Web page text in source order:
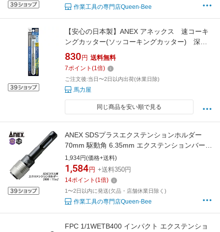
作業工具の専門店Queen-Bee
【安心の日本製】ANEX アネックス 速コーキ
ングカッター(ソッコーキングカッター) 深い
目地用 20mm（刃長） ASCC-2
830 円 送料無料
7ポイント (1倍)
ご注文後:当日〜2日以内出荷(休業日除)
馬力屋
同じ商品を安い順で見る
ANEX SDSプラスエクステンションホルダー
70mm 駆動角 6.35mm エクステンションバー
回転専用 ハンマードリル 狭所作業 延長バー 変
換アダプター 日本製 全体焼入れ 高耐久仕様
AKL-070SDS ANEXTOOL 兼古製作所
1,934円(価格+送料)
1,584 円 +送料350円
14ポイント (1倍)
1〜2日以内に発送(欠品・店舗休業日除く)
作業工具の専門店Queen-Bee
FPC 1/1WETB400 インパクト エクステンショ